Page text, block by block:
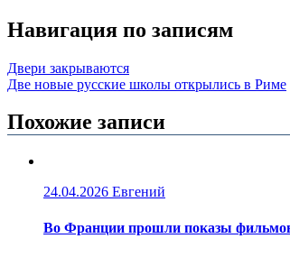
Навигация по записям
Двери закрываются
Две новые русские школы открылись в Риме
Похожие записи
24.04.2026 Евгений
Во Франции прошли показы